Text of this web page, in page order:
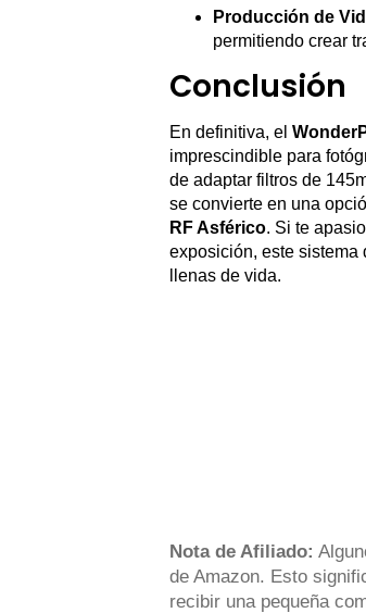
Producción de
permitiendo crear
Conclusión
En definitiva, el
imprescindible para
de adaptar filtros de
se convierte en una
RF Asférico. Si te
exposición, este sistema
llenas de vida.
Nota de Afiliado:
de Amazon. Esto
recibir una pequeña